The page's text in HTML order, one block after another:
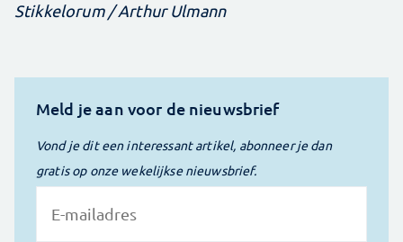
Stikkelorum / Arthur Ulmann
Meld je aan voor de nieuwsbrief
Vond je dit een interessant artikel, abonneer je dan
gratis op onze wekelijkse nieuwsbrief.